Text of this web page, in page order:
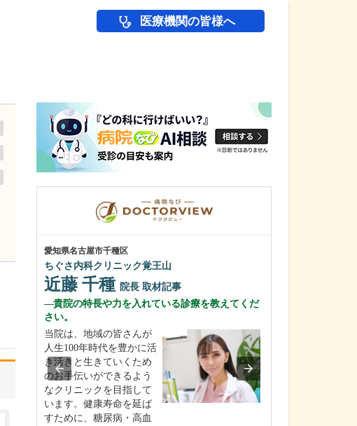
医療機関の皆様へ
愛知県名古屋市千種区
ちぐさ内科クリニック覚王山
近藤 千種 院長 取材記事
貴院の特長や力を入れている診療を教えてくだ
さい。
当院は、地域の皆さんが
人生100年時代を豊かに活
き活きと生きていくため
のお手伝いができるよう
なクリニックを目指して
います。健康寿命を延ば
すために、糖尿病・高血